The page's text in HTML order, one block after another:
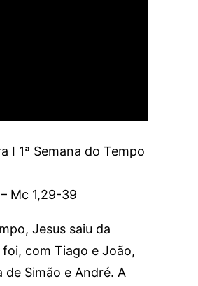
I 1ª Semana do Tempo
Mc 1,29-39
Jesus saiu da
foi, com Tiago e João,
de Simão e André. A